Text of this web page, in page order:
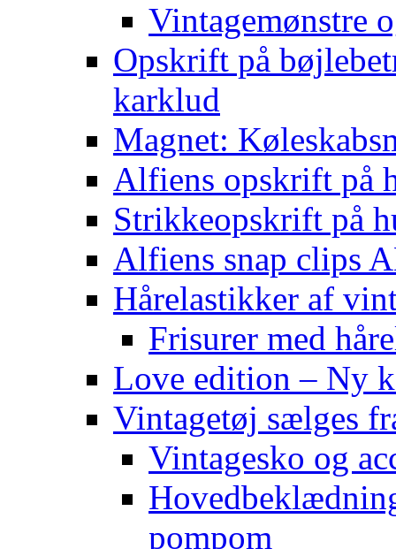
Vintagemønstre
Opskrift på
karklud
Magnet:
Alfiens opskrift på
Strikkeopskrift på
Alfiens snap clips
Hårelastikker af
Frisurer med
Love edition – Ny
Vintagetøj sælges
Vintagesko og
pompom